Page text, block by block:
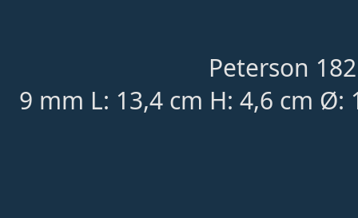
Peterson
9 mm L: 13,4 cm H: 4,6 cm Ø: